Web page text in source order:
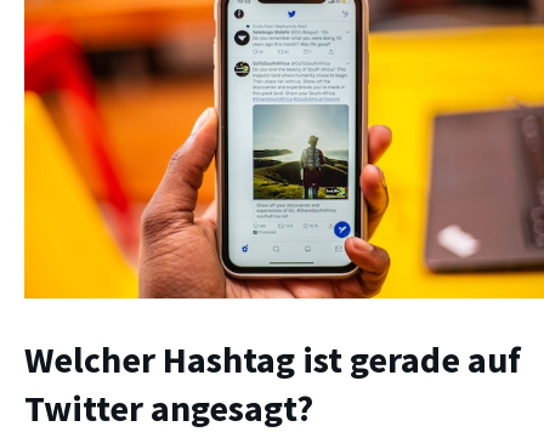
Welcher Hashtag ist gerade auf
Twitter angesagt?